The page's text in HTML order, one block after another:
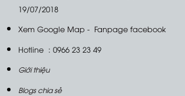
19/07/2018
Xem Google Map- Fanpage facebook
Hotline : 0966 23 23 49
Giới thiệu
Blogs chia sẻ